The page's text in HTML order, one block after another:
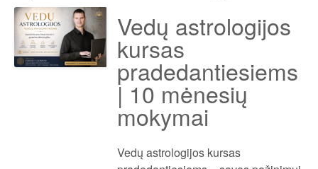
Vedų astrologijos
kursas
pradedantiesiems
| 10 mėnesių
mokymai
Vedų astrologijos kursas